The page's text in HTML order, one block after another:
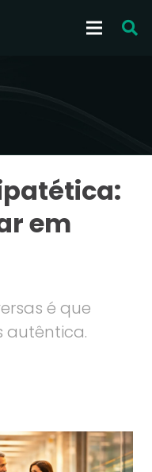
em
é que
autêntica.